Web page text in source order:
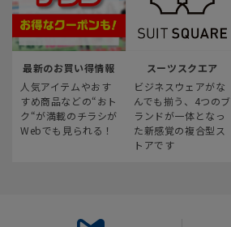
最新のお買い得情報
人気アイテムやおす
すめ商品などの“おト
ク“が満載のチラシが
Webでも見られる！
スーツスクエア
ビジネスウェアがな
んでも揃う、4つのブ
ランドが一体となっ
た新感覚の複合型ス
トアです